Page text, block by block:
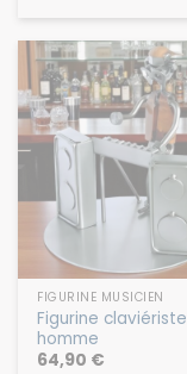
FIGURINE MUSICIEN
Figurine claviériste
homme
64,90 €